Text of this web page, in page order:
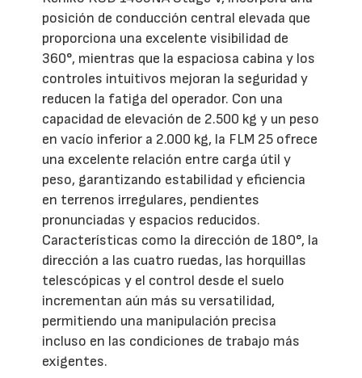
posición de conducción central elevada que
proporciona una excelente visibilidad de
360°, mientras que la espaciosa cabina y los
controles intuitivos mejoran la seguridad y
reducen la fatiga del operador. Con una
capacidad de elevación de 2.500 kg y un peso
en vacío inferior a 2.000 kg, la FLM 25 ofrece
una excelente relación entre carga útil y
peso, garantizando estabilidad y eficiencia
en terrenos irregulares, pendientes
pronunciadas y espacios reducidos.
Características como la dirección de 180°, la
dirección a las cuatro ruedas, las horquillas
telescópicas y el control desde el suelo
incrementan aún más su versatilidad,
permitiendo una manipulación precisa
incluso en las condiciones de trabajo más
exigentes.